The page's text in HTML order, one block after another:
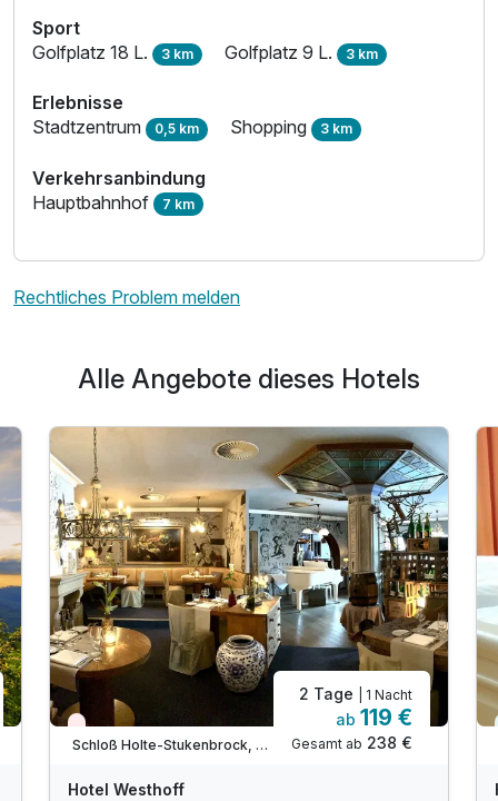
Sport
Golfplatz 18 L. 3 km Golfplatz 9 L. 3 km
Erlebnisse
Stadtzentrum 0,5 km Shopping 3 km
Verkehrsanbindung
Hauptbahnhof 7 km
Rechtliches Problem melden
Alle Angebote dieses Hotels
Wieder frei ab November
Schloß Holte-Stukenbrock, Teutoburger Wald / Ostwestfalen
2 Tage | 1 Nacht
ab 119 €
Gesamt ab 238 €
Hotel Westhoff